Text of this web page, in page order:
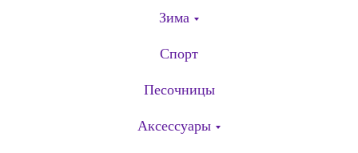
Зима
Спорт
Песочницы
Аксессуары